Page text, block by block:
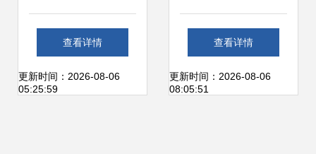
CR-V二手车，宝车
行推荐与青岛市场
查看详情
更新时间：2026-08-06
05:25:59
集 品质车源汇聚，
静候您的来电选购
查看详情
更新时间：2026-08-06
08:05:51